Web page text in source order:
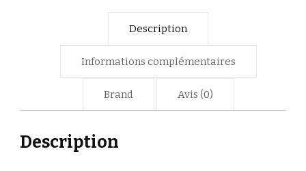
Description
Informations complémentaires
Brand Avis (0)
Description